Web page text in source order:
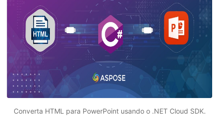
Converta HTML para PowerPoint usando o .NET Cloud SDK.